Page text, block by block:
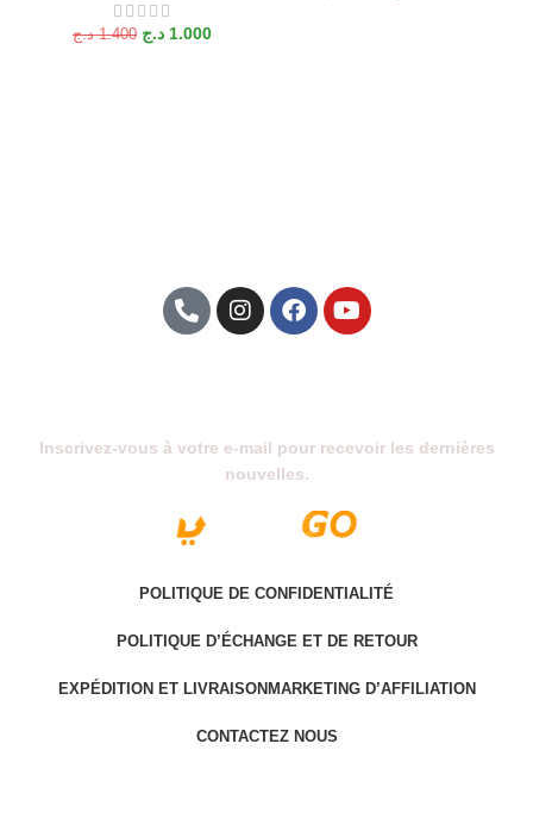
1.400 د.ج 1.000 د.ج
Inscrivez-vous à votre e-mail pour recevoir les dernières
nouvelles.
POLITIQUE DE CONFIDENTIALITÉ
POLITIQUE D’ÉCHANGE ET DE RETOUR
EXPÉDITION ET LIVRAISON MARKETING D’AFFILIATION
CONTACTEZ NOUS